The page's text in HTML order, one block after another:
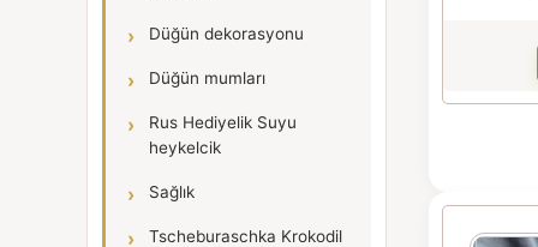
Düğün dekorasyonu
Düğün mumları
Rus Hediyelik Suyu
heykelcik
Sağlık
Tscheburaschka Krokodil